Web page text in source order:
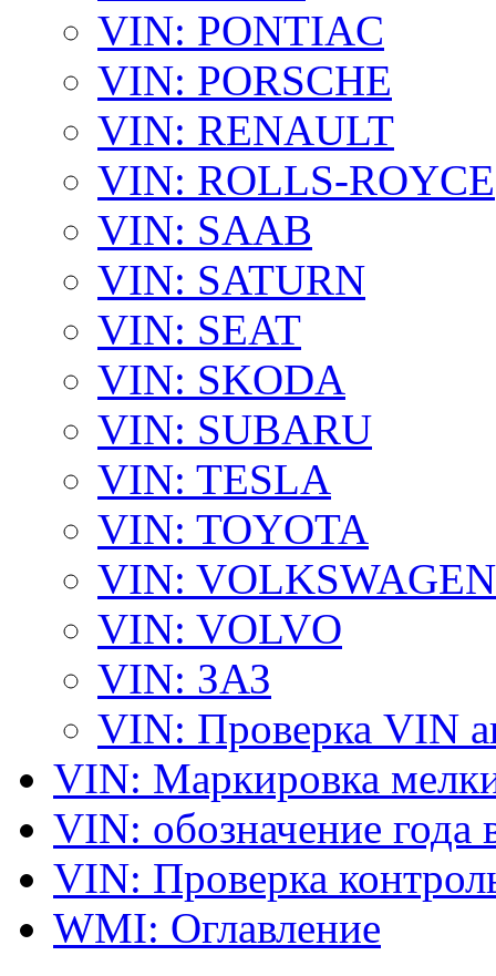
VIN: PONTIAC
VIN: PORSCHE
VIN: RENAULT
VIN: ROLLS-ROYCE
VIN: SAAB
VIN: SATURN
VIN: SEAT
VIN: SKODA
VIN: SUBARU
VIN: TESLA
VIN: TOYOTA
VIN: VOLKSWAGEN
VIN: VOLVO
VIN: ЗАЗ
VIN: Проверка VIN
VIN: Маркировка
VIN: обозначение года
VIN: Проверка
WMI: Оглавление